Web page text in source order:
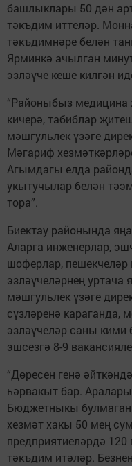
башлыклары 50 дән
тәкъдим иттеләр.
тәкъдимнәре белән
Ярминкә ачылган
эзләүче кеше килгән
“Районыбыз медицина
кичерә, табиблар
мәшгульлек үзәге
Мәгариф
Агымдагы елда
укытучылар белән
тора”.
Биектау районында
Аларга инженерлар,
шоферлар,
эзләүчеләрнең
мәшгульлек үзәге
сүзләренә караганда,
эзләүчеләр саны кими
эшсезгә 8-9
“Дөресен генә
һәрвакыт бар.
Бюджетныкы булмаган
хезмәт хакы 50 мең
предприятиеләрдә
тәкъдим итәләр.